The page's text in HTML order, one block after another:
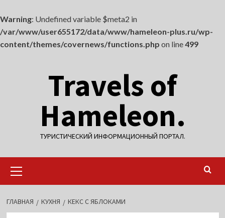
Warning: Undefined variable $meta2 in
/var/www/user655172/data/www/hameleon-plus.ru/wp-
content/themes/covernews/functions.php on line499
Travels of
Hameleon.
ТУРИСТИЧЕСКИЙ ИНФОРМАЦИОННЫЙ ПОРТАЛ.
меню
ГЛАВНАЯ КУХНЯ КЕКС С ЯБЛОКАМИ